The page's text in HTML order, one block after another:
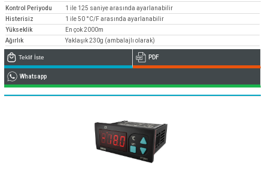
Kontrol Periyodu
1 ile 125 saniye arasında ayarlanabilir
Histerisiz
1 ile 50 °C/F arasında ayarlanabilir
Yükseklik
En çok 2000m
Ağırlık
Yaklaşık 230g (ambalajlı olarak)
Teklif İste PDF
Whatsapp